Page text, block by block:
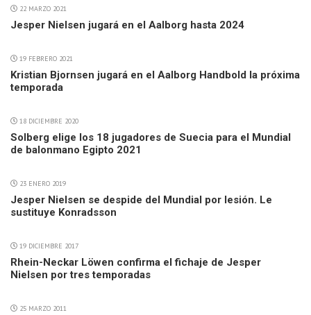
22 MARZO 2021
Jesper Nielsen jugará en el Aalborg hasta 2024
19 FEBRERO 2021
Kristian Bjornsen jugará en el Aalborg Handbold la próxima
temporada
18 DICIEMBRE 2020
Solberg elige los 18 jugadores de Suecia para el Mundial
de balonmano Egipto 2021
23 ENERO 2019
Jesper Nielsen se despide del Mundial por lesión. Le
sustituye Konradsson
19 DICIEMBRE 2017
Rhein-Neckar Löwen confirma el fichaje de Jesper
Nielsen por tres temporadas
25 MARZO 2011